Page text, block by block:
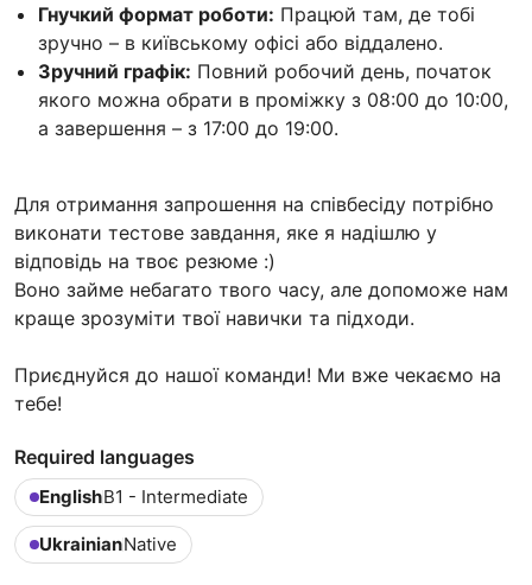
Гнучкий формат роботи: Працюй там, де тобі
зручно – в київському офісі або віддалено.
Зручний графік: Повний робочий день, початок
якого можна обрати в проміжку з 08:00 до 10:00,
а завершення – з 17:00 до 19:00.
Для отримання запрошення на співбесіду потрібно
виконати тестове завдання, яке я надішлю у
відповідь на твоє резюме :)
Воно займе небагато твого часу, але допоможе нам
краще зрозуміти твої навички та підходи.
Приєднуйся до нашої команди! Ми вже чекаємо на
тебе!
Required languages
EnglishB1 - Intermediate
UkrainianNative